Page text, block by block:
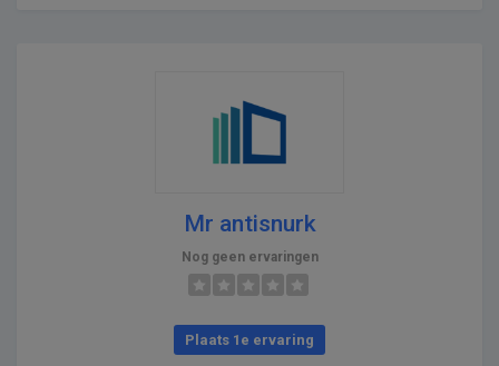
Mr antisnurk
Nog geen ervaringen
Plaats 1e ervaring